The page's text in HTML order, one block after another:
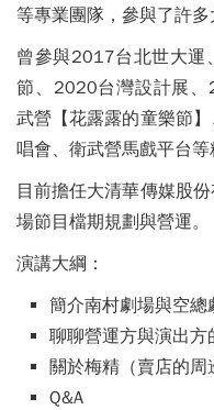
等專業團隊，參與了許多
曾參與2017台北世大
節、2020台灣設計展
武營【花露露的童樂節
唱會、衛武營馬戲平台等
目前擔任大清華傳媒股
場節目檔期規劃與營運。
演講大綱：
簡介南村劇場與空總
聊聊營運方與演出方
關於梅精（賣店的周
Q&A